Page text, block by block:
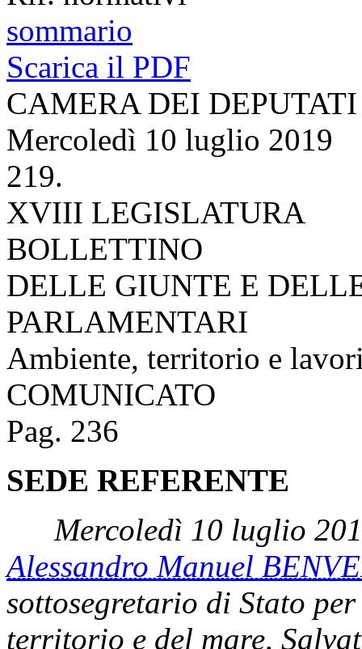
sommario
Scarica il PDF
CAMERA DEI DEPUTATI
Mercoledì 10 luglio 2019
219.
XVIII LEGISLATURA
BOLLETTINO
DELLE GIUNTE E
PARLAMENTARI
Ambiente, territorio e
COMUNICATO
Pag. 236
SEDE REFERENTE
Mercoledì 10 luglio
Alessandro Manuel
sottosegretario di Stato
territorio e del mare,